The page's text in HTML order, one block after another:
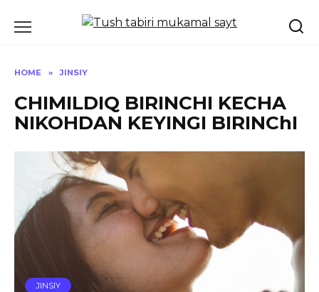
HOME » JINSIY
CHIMILDIQ BIRINCHI KECHA
NIKOHDAN KEYINGI BIRINChI
JINSIY